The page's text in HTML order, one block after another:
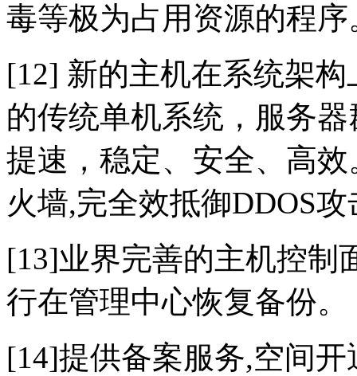
毒等极为占用资源的程序
[12] 新的主机在系统架
的传统单机系统，服务
提速，稳定、安全、高
火墙,完全效抵御DDOS攻
[13]业界完善的主机控制
行在管理中心恢复备份。
[14]提供备案服务,空间